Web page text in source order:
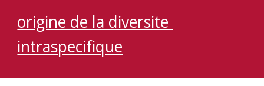
origine de la diversite
intraspecifique